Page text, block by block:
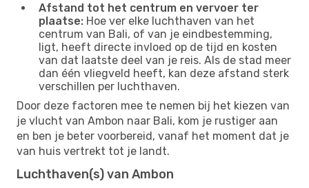
Afstand tot het centrum en vervoer ter
plaatse: Hoe ver elke luchthaven van het
centrum van Bali, of van je eindbestemming,
ligt, heeft directe invloed op de tijd en kosten
van dat laatste deel van je reis. Als de stad meer
dan één vliegveld heeft, kan deze afstand sterk
verschillen per luchthaven.
Door deze factoren mee te nemen bij het kiezen van
je vlucht van Ambon naar Bali, kom je rustiger aan
en ben je beter voorbereid, vanaf het moment dat je
van huis vertrekt tot je landt.
Luchthaven(s) van Ambon